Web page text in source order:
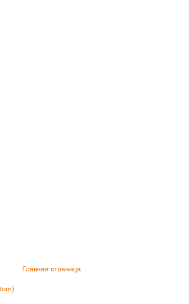
Главная страница